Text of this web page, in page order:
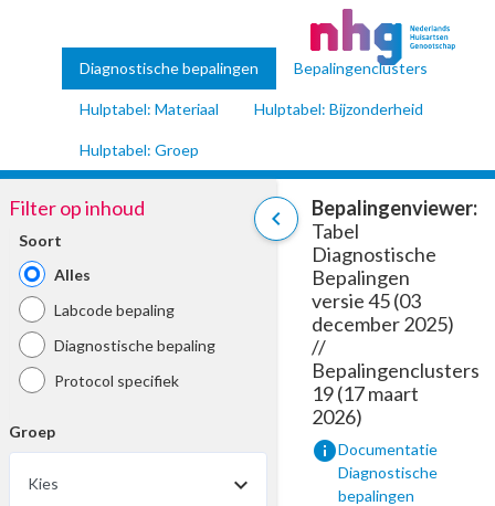
Diagnostische bepalingen Bepalingenclusters
Hulptabel: Materiaal Hulptabel: Bijzonderheid
Hulptabel: Groep
chevron_left
Filter op inhoud
Soort
Alles
Labcode bepaling
Diagnostische bepaling
Protocol specifiek
Groep
Kies
Bepalingenviewer:
Tabel
Diagnostische
Bepalingen
versie 45 (03
december 2025)
//
Bepalingenclusters
19 (17 maart
2026)
infoDocumentatie
Diagnostische
bepalingen